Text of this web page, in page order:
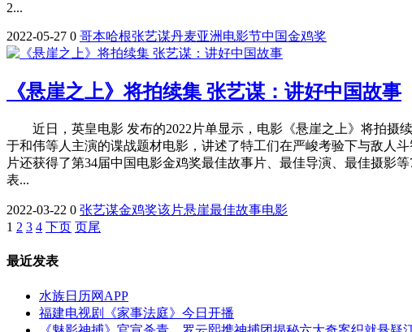
2...
2022-05-27 0 哥本哈根张艺谋丹麦亚洲 电影节中国金鸡奖
《悬崖之上》将拍续集 张艺谋：讲好中国故事
近日，英皇电影 发布的2022片单显示，电影《悬崖之上》将拍摄
于和伟等人主演的谍战题材电影，讲述了特工们在严峻考验下与敌
片还获得了第34届中国电影金鸡奖最佳故事片、最佳导演、最佳摄影
表...
2022-03-22 0 张艺谋金鸡奖该片悬崖最佳故事电影
1 2 3 4 下页 页尾
最近发表
水族日历网APP
福建电视剧《家事法庭》今日开播